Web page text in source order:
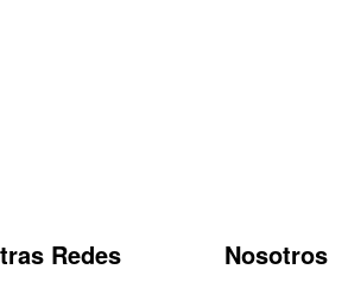
Redes Nosotros